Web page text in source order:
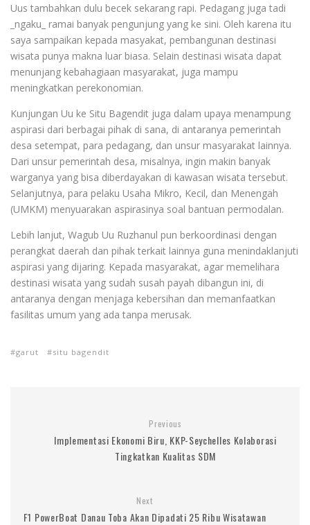
Uus tambahkan dulu becek sekarang rapi. Pedagang juga tadi
_ngaku_ ramai banyak pengunjung yang ke sini. Oleh karena itu
saya sampaikan kepada masyakat, pembangunan destinasi
wisata punya makna luar biasa. Selain destinasi wisata dapat
menunjang kebahagiaan masyarakat, juga mampu
meningkatkan perekonomian.
Kunjungan Uu ke Situ Bagendit juga dalam upaya menampung
aspirasi dari berbagai pihak di sana, di antaranya pemerintah
desa setempat, para pedagang, dan unsur masyarakat lainnya.
Dari unsur pemerintah desa, misalnya, ingin makin banyak
warganya yang bisa diberdayakan di kawasan wisata tersebut.
Selanjutnya, para pelaku Usaha Mikro, Kecil, dan Menengah
(UMKM) menyuarakan aspirasinya soal bantuan permodalan.
Lebih lanjut, Wagub Uu Ruzhanul pun berkoordinasi dengan
perangkat daerah dan pihak terkait lainnya guna menindaklanjuti
aspirasi yang dijaring. Kepada masyarakat, agar memelihara
destinasi wisata yang sudah susah payah dibangun ini, di
antaranya dengan menjaga kebersihan dan memanfaatkan
fasilitas umum yang ada tanpa merusak.
garut situ bagendit
Previous
Implementasi Ekonomi Biru, KKP-Seychelles Kolaborasi
Tingkatkan Kualitas SDM
Next
F1 PowerBoat Danau Toba Akan Dipadati 25 Ribu Wisatawan